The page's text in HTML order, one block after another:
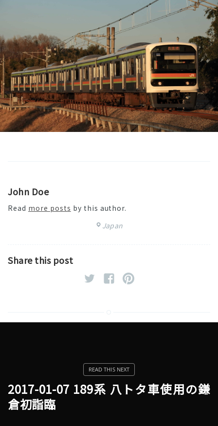
John Doe
Read more posts by this author.
Japan
Share this post
2017-01-07 189系 八トタ車使用の鎌
倉初詣臨